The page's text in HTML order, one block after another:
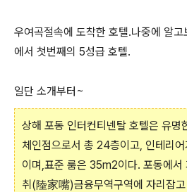
우여곡절속에 도착한 호텔.나중에 알
에서 첫번째의 5성급 호텔.
일단 소개부터~
상해 포동 인터컨티넨탈 호텔은 유명
체인점으로서 총 24층이고, 인테리
이며,표준 룸은 35m2이다. 포동에서
취(陸家嘴)금융무역구역에 자리잡